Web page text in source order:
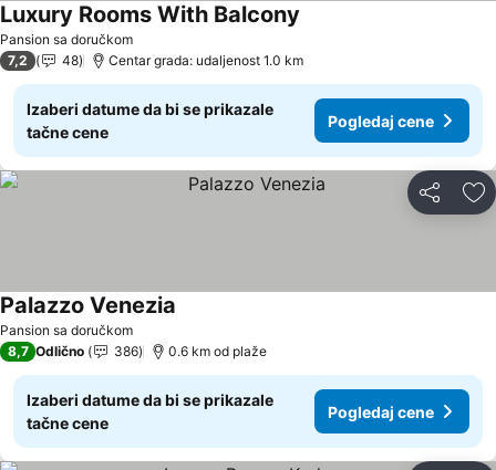
Pansion sa doručkom
Luxury Rooms With Balcony
7,2 48 Centar grada: udaljenost 1.0 km
Izaberi datume da bi se prikazale
tačne cene
Pogledaj cene
Deli
Pansion sa doručkom
Palazzo Venezia
8,7 Odlično 386 0.6 km od plaže
Izaberi datume da bi se prikazale
tačne cene
Pogledaj cene